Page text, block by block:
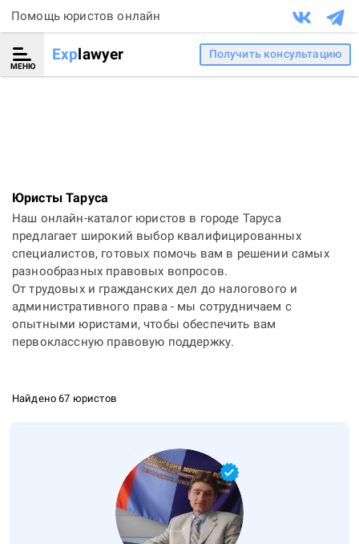
Помощь юристов онлайн
МЕНЮ
Explawyer Получить консультацию
Юристы Таруса
Наш онлайн-каталог юристов в городе Таруса
предлагает широкий выбор квалифицированных
специалистов, готовых помочь вам в решении самых
разнообразных правовых вопросов.
От трудовых и гражданских дел до налогового и
административного права - мы сотрудничаем с
опытными юристами, чтобы обеспечить вам
первоклассную правовую поддержку.
Найдено 67 юристов